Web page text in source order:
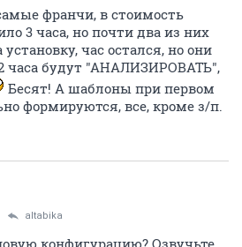
франчи, в стоимость
3 часа, но почти два из них
час остался, но они
часа будут "АНАЛИЗИРОВАТЬ",
Бесят! А шаблоны при первом
формируются, все, кроме з/п.
altabika
конфигурацию? Озвучьте